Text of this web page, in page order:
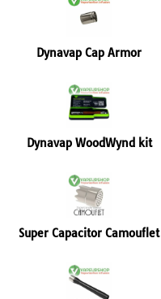
Dynavap Cap Armor
Dynavap WoodWynd kit
Super Capacitor Camouflet